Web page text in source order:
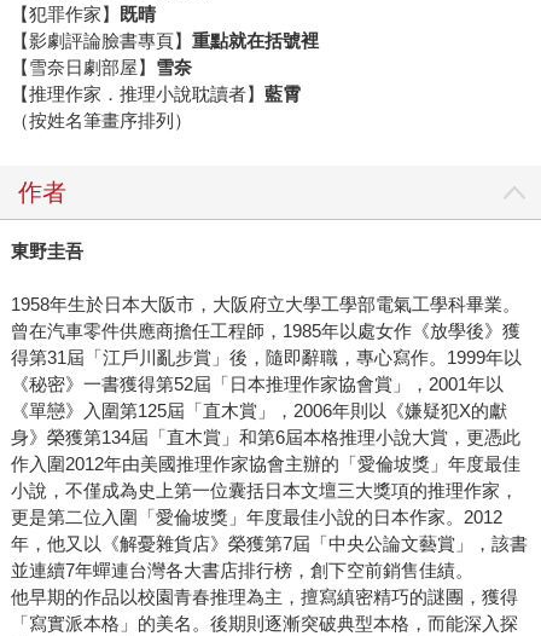
【犯罪作家】
既晴
【影劇評論臉書專頁】 重點就在括號裡
【雪奈日劇部屋】 雪奈
【推理作家．推理小說耽讀者】 藍霄
（按姓名筆畫序排列）
作者
東野圭吾
1958年生於日本大阪市，大阪府立大學工學部電氣工學科畢業。
曾在汽車零件供應商擔任工程師，1985年以處女作《放學後》獲
得第31屆「江戶川亂步賞」後，隨即辭職，專心寫作。1999年以
《秘密》一書獲得第52屆「日本推理作家協會賞」，2001年以
《單戀》入圍第125屆「直木賞」，2006年則以《嫌疑犯X的獻
身》榮獲第134屆「直木賞」和第6屆本格推理小說大賞，更憑此
作入圍2012年由美國推理作家協會主辦的「愛倫坡獎」年度最佳
小說，不僅成為史上第一位囊括日本文壇三大獎項的推理作家，
更是第二位入圍「愛倫坡獎」年度最佳小說的日本作家。2012
年，他又以《解憂雜貨店》榮獲第7屆「中央公論文藝賞」，該書
並連續7年蟬連台灣各大書店排行榜，創下空前銷售佳績。
他早期的作品以校園青春推理為主，擅寫縝密精巧的謎團，獲得
「寫實派本格」的美名。後期則逐漸突破典型本格，而能深入探